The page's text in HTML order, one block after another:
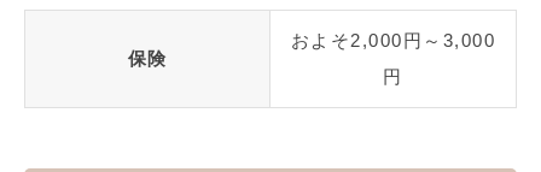
保険
およそ2,000円～3,000
円